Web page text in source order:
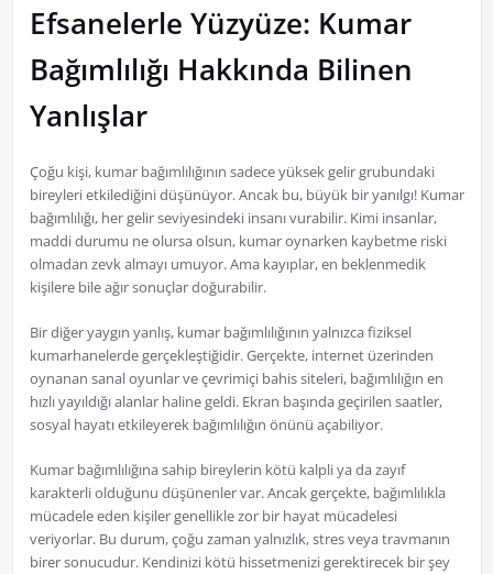
Efsanelerle Yüzyüze: Kumar
Bağımlılığı Hakkında Bilinen
Yanlışlar
Çoğu kişi, kumar bağımlılığının sadece yüksek gelir grubundaki
bireyleri etkilediğini düşünüyor. Ancak bu, büyük bir yanılgı! Kumar
bağımlılığı, her gelir seviyesindeki insanı vurabilir. Kimi insanlar,
maddi durumu ne olursa olsun, kumar oynarken kaybetme riski
olmadan zevk almayı umuyor. Ama kayıplar, en beklenmedik
kişilere bile ağır sonuçlar doğurabilir.
Bir diğer yaygın yanlış, kumar bağımlılığının yalnızca fiziksel
kumarhanelerde gerçekleştiğidir. Gerçekte, internet üzerinden
oynanan sanal oyunlar ve çevrimiçi bahis siteleri, bağımlılığın en
hızlı yayıldığı alanlar haline geldi. Ekran başında geçirilen saatler,
sosyal hayatı etkileyerek bağımlılığın önünü açabiliyor.
Kumar bağımlılığına sahip bireylerin kötü kalpli ya da zayıf
karakterli olduğunu düşünenler var. Ancak gerçekte, bağımlılıkla
mücadele eden kişiler genellikle zor bir hayat mücadelesi
veriyorlar. Bu durum, çoğu zaman yalnızlık, stres veya travmanın
birer sonucudur. Kendinizi kötü hissetmenizi gerektirecek bir şey